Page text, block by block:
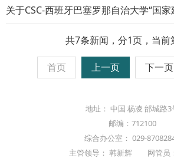
共7条新闻，分1页，当前
首页 上一页 下一页
地址： 中国 杨凌 邰城路3
邮编：712100
综合办公室： 029-
主管领导： 韩新辉 网管员